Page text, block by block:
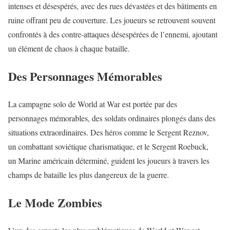
intenses et désespérés, avec des rues dévastées et des bâtiments en
ruine offrant peu de couverture. Les joueurs se retrouvent souvent
confrontés à des contre-attaques désespérées de l’ennemi, ajoutant
un élément de chaos à chaque bataille.
Des Personnages Mémorables
La campagne solo de World at War est portée par des
personnages mémorables, des soldats ordinaires plongés dans des
situations extraordinaires. Des héros comme le Sergent Reznov,
un combattant soviétique charismatique, et le Sergent Roebuck,
un Marine américain déterminé, guident les joueurs à travers les
champs de bataille les plus dangereux de la guerre.
Le Mode Zombies